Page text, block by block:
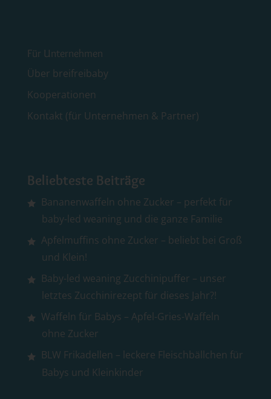
Für Unternehmen
Über breifreibaby
Kooperationen
Kontakt (für Unternehmen & Partner)
Beliebteste Beiträge
Bananenwaffeln ohne Zucker – perfekt für
baby-led weaning und die ganze Familie
Apfelmuffins ohne Zucker – beliebt bei Groß
und Klein!
Baby-led weaning Zucchinipuffer – unser
letztes Zucchinirezept für dieses Jahr?!
Waffeln für Babys – Apfel-Gries-Waffeln
ohne Zucker
BLW Frikadellen – leckere Fleischbällchen für
Babys und Kleinkinder